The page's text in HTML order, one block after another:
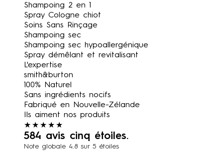
Shampoing 2 en 1
Spray Cologne chiot
Soins Sans Rinçage
Shampoing sec
Shampoing sec hypoallergénique
Spray démêlant et revitalisant
L'expertise
smith&burton
100% Naturel
Sans ingrédients nocifs
Fabriqué en Nouvelle-Zélande
Ils aiment nos produits
★★★★★
584 avis cinq étoiles.
Note globale 4.8 sur 5 étoiles